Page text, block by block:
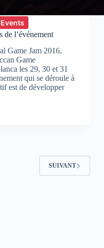
Events
de l’événement
Game Jam 2016,
Game
les 29, 30 et 31
qui se déroule à
est de développer
SUIVANT